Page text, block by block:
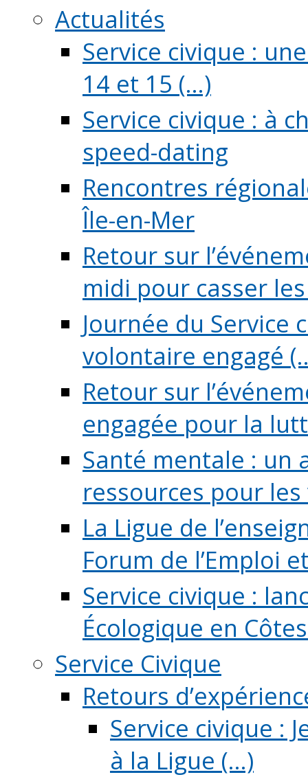
Actualités
Service civique :
14 et 15 (...)
Service civique : à
speed-dating
Rencontres
Île-en-Mer
Retour sur
midi pour casser les
Journée du Service
volontaire engagé
Retour sur
engagée pour la
Santé mentale : un
ressources pour
La Ligue de
Forum de l’Emploi
Service civique :
Écologique en
Service Civique
Retours
Service civique :
à la Ligue (...)